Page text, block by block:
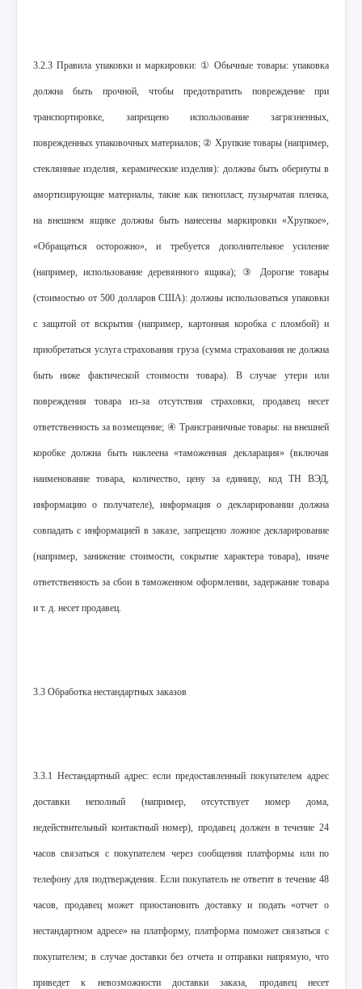
3.2.3 Правила упаковки и маркировки: ① Обычные товары: упаковка
должна быть прочной, чтобы предотвратить повреждение при
транспортировке, запрещено использование загрязненных,
поврежденных упаковочных материалов; ② Хрупкие товары (например,
стеклянные изделия, керамические изделия): должны быть обернуты в
амортизирующие материалы, такие как пенопласт, пузырчатая пленка,
на внешнем ящике должны быть нанесены маркировки «Хрупкое»,
«Обращаться осторожно», и требуется дополнительное усиление
(например, использование деревянного ящика); ③ Дорогие товары
(стоимостью от 500 долларов США): должны использоваться упаковки
с защитой от вскрытия (например, картонная коробка с пломбой) и
приобретаться услуга страхования груза (сумма страхования не должна
быть ниже фактической стоимости товара). В случае утери или
повреждения товара из-за отсутствия страховки, продавец несет
ответственность за возмещение; ④ Трансграничные товары: на внешней
коробке должна быть наклеена «таможенная декларация» (включая
наименование товара, количество, цену за единицу, код ТН ВЭД,
информацию о получателе), информация о декларировании должна
совпадать с информацией в заказе, запрещено ложное декларирование
(например, занижение стоимости, сокрытие характера товара), иначе
ответственность за сбои в таможенном оформлении, задержание товара
и т. д. несет продавец.
3.3 Обработка нестандартных заказов
3.3.1 Нестандартный адрес: если предоставленный покупателем адрес
доставки неполный (например, отсутствует номер дома,
недействительный контактный номер), продавец должен в течение 24
часов связаться с покупателем через сообщения платформы или по
телефону для подтверждения. Если покупатель не ответит в течение 48
часов, продавец может приостановить доставку и подать «отчет о
нестандартном адресе» на платформу, платформа поможет связаться с
покупателем; в случае доставки без отчета и отправки напрямую, что
приведет к невозможности доставки заказа, продавец несет